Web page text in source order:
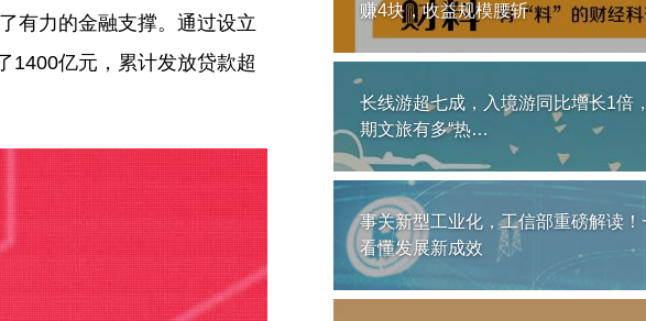
有力的金融支撑。通过设立
1400亿元，累计发放贷款超
赚4块，收益规模腰斩
长线游超七成，入境游同比增长1倍
期文旅有多“热…
事关新型工业化，工信部重磅解读！
看懂发展新成效